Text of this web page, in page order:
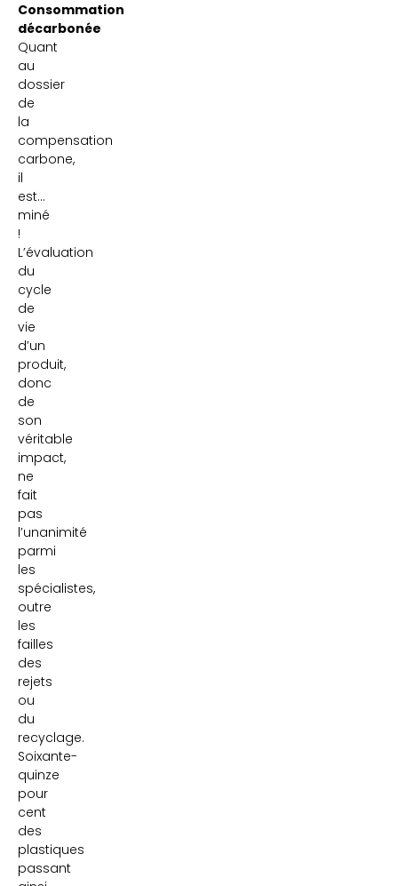
Consommation
décarbonée
Quant
au
dossier
de
la
compensation
carbone,
il
est…
miné
!
L’évaluation
du
cycle
de
vie
d’un
produit,
donc
de
son
véritable
impact,
ne
fait
pas
l’unanimité
parmi
les
spécialistes,
outre
les
failles
des
rejets
ou
du
recyclage.
Soixante-
quinze
pour
cent
des
plastiques
passant